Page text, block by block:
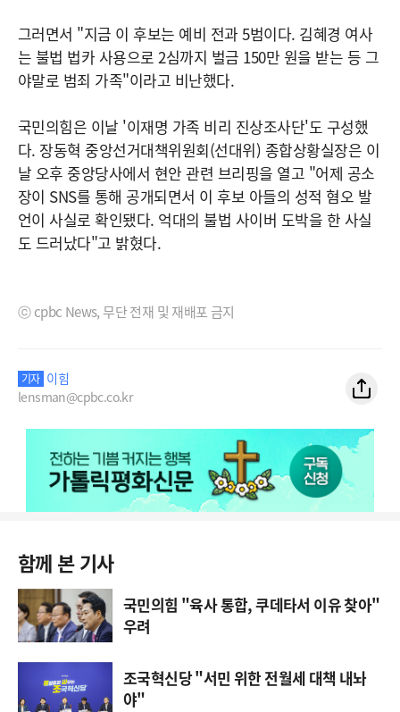
그러면서 "지금 이 후보는 예비 전과 5범이다. 김혜경 여사
는 불법 법카 사용으로 2심까지 벌금 150만 원을 받는 등 그
야말로 범죄 가족"이라고 비난했다.
국민의힘은 이날 '이재명 가족 비리 진상조사단'도 구성했
다. 장동혁 중앙선거대책위원회(선대위) 종합상황실장은 이
날 오후 중앙당사에서 현안 관련 브리핑을 열고 "어제 공소
장이 SNS를 통해 공개되면서 이 후보 아들의 성적 혐오 발
언이 사실로 확인됐다. 억대의 불법 사이버 도박을 한 사실
도 드러났다"고 밝혔다.
ⓒ cpbc News, 무단 전재 및 재배포 금지
기자 이힘
lensman@cpbc.co.kr
함께 본 기사
국민의힘 "육사 통합, 쿠데타서 이유 찾아"
우려
조국혁신당 "서민 위한 전월세 대책 내놔
야"